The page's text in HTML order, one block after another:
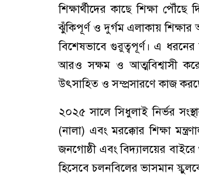
শিক্ষার্থীদের কাছে শিক্ষা
ঝুঁকিপূর্ণ ও দুর্গম এলাকায় শিক্ষার
বিশেষভাবে গুরুত্বপূর্ণ। এ ধরনের
আরও সক্ষম ও আত্মবিশ্বাসী
উৎসাহিত ও সম্প্রসারণে কাজ
২০২৫ সালে সিধুলাই নির্ভর
(নালা) এবং মরক্কোর শিক্ষা
জনগোষ্ঠী এবং বিদ্যালয়ের বাইরে
হিসেবে চলনবিলের ভাসমান